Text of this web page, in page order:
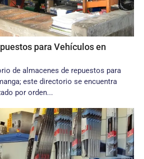
para Vehículos en
de almacenes de repuestos para
este directorio se encuentra
por orden...